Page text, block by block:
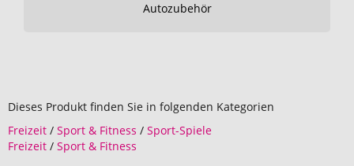
Autozubehör
Dieses Produkt finden Sie in folgenden Kategorien
Freizeit / Sport & Fitness / Sport-Spiele
Freizeit / Sport & Fitness